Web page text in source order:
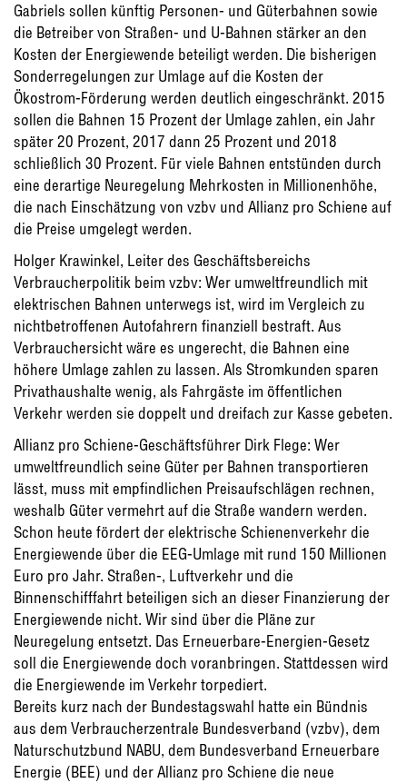
Gabriels sollen künftig Personen- und Güterbahnen sowie
die Betreiber von Straßen- und U-Bahnen stärker an den
Kosten der Energiewende beteiligt werden. Die bisherigen
Sonderregelungen zur Umlage auf die Kosten der
Ökostrom-Förderung werden deutlich eingeschränkt. 2015
sollen die Bahnen 15 Prozent der Umlage zahlen, ein Jahr
später 20 Prozent, 2017 dann 25 Prozent und 2018
schließlich 30 Prozent. Für viele Bahnen entstünden durch
eine derartige Neuregelung Mehrkosten in Millionenhöhe,
die nach Einschätzung von vzbv und Allianz pro Schiene auf
die Preise umgelegt werden.
Holger Krawinkel, Leiter des Geschäftsbereichs
Verbraucherpolitik beim vzbv: Wer umweltfreundlich mit
elektrischen Bahnen unterwegs ist, wird im Vergleich zu
nichtbetroffenen Autofahrern finanziell bestraft. Aus
Verbrauchersicht wäre es ungerecht, die Bahnen eine
höhere Umlage zahlen zu lassen. Als Stromkunden sparen
Privathaushalte wenig, als Fahrgäste im öffentlichen
Verkehr werden sie doppelt und dreifach zur Kasse gebeten.
Allianz pro Schiene-Geschäftsführer Dirk Flege: Wer
umweltfreundlich seine Güter per Bahnen transportieren
lässt, muss mit empfindlichen Preisaufschlägen rechnen,
weshalb Güter vermehrt auf die Straße wandern werden.
Schon heute fördert der elektrische Schienenverkehr die
Energiewende über die EEG-Umlage mit rund 150 Millionen
Euro pro Jahr. Straßen-, Luftverkehr und die
Binnenschifffahrt beteiligen sich an dieser Finanzierung der
Energiewende nicht. Wir sind über die Pläne zur
Neuregelung entsetzt. Das Erneuerbare-Energien-Gesetz
soll die Energiewende doch voranbringen. Stattdessen wird
die Energiewende im Verkehr torpediert.
Bereits kurz nach der Bundestagswahl hatte ein Bündnis
aus dem Verbraucherzentrale Bundesverband (vzbv), dem
Naturschutzbund NABU, dem Bundesverband Erneuerbare
Energie (BEE) und der Allianz pro Schiene die neue